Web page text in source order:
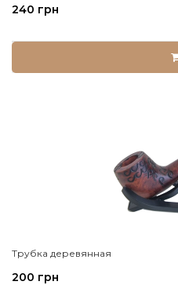
240 грн
Трубка деревянная
200 грн